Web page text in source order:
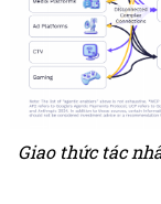
Giao thức tác